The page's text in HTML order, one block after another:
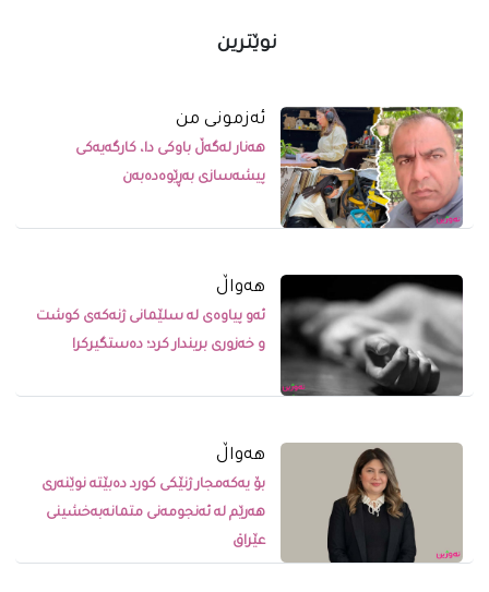
نوێترین
ئەزمونی من
هەنار لەگەڵ باوکی دا، کارگەیەکی
پیشەسازی بەڕێوەدەبەن
ھەواڵ
ئەو پیاوەی لە سلێمانی ژنەکەی کوشت
و خەزوری بریندار کرد؛ دەستگیرکرا
ھەواڵ
بۆ یەکەمجار ژنێکی کورد دەبێتە نوێنەری
هەرێم لە ئەنجومەنی متمانەبەخشینی
عێراق